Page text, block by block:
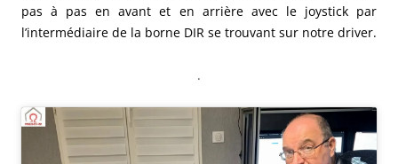
pas à pas en avant et en arrière avec le joystick par
l’intermédiaire de la borne DIR se trouvant sur notre driver.
.